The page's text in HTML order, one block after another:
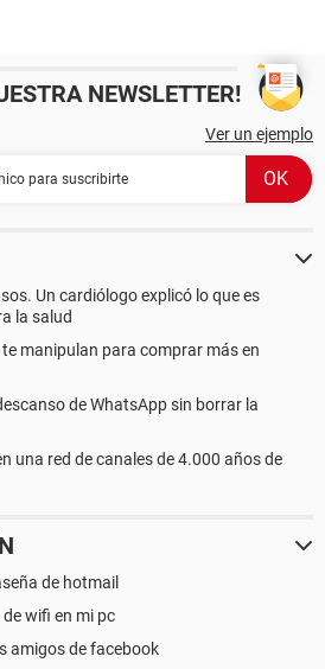
NEWSLETTER!
Ver un ejemplo
Un cardiólogo explicó lo que es
la salud
te manipulan para comprar más en
de WhatsApp sin borrar la
una red de canales de 4.000 años de
de hotmail
wifi en mi pc
amigos de facebook